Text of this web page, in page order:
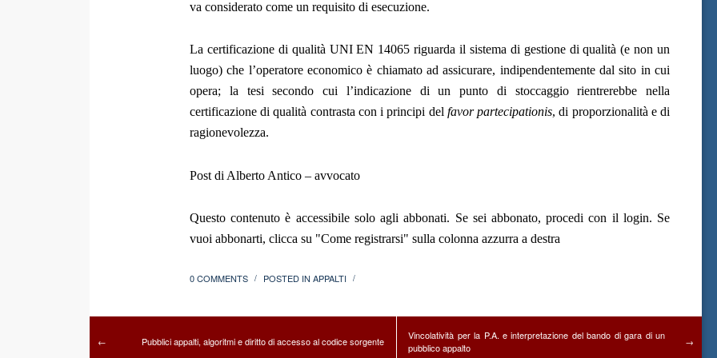
va considerato come un requisito di esecuzione.
La certificazione di qualità UNI EN 14065 riguarda il sistema di gestione di qualità (e non un
luogo) che l’operatore economico è chiamato ad assicurare, indipendentemente dal sito in cui
opera; la tesi secondo cui l’indicazione di un punto di stoccaggio rientrerebbe nella
certificazione di qualità contrasta con i principi del favor partecipationis, di proporzionalità e di
ragionevolezza.
Post di Alberto Antico – avvocato
Questo contenuto è accessibile solo agli abbonati. Se sei abbonato, procedi con il login. Se
vuoi abbonarti, clicca su "Come registrarsi" sulla colonna azzurra a destra
0 COMMENTS / POSTED IN APPALTI /
← Pubblici appalti, algoritmi e diritto di accesso al codice sorgente
Vincolatività per la P.A. e interpretazione del bando di gara di un
pubblico appalto
→